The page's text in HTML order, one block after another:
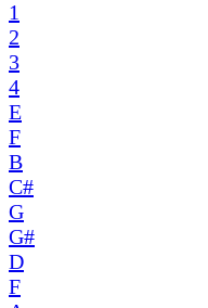
1
2
3
4
E
F
B
C#
G
G#
D
F